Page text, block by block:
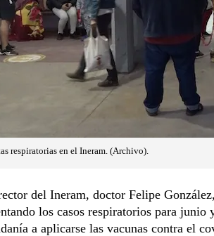
respiratorias en el Ineram. (Archivo).
del Ineram, doctor Felipe
los casos respiratorios para
a aplicarse las vacunas contra el